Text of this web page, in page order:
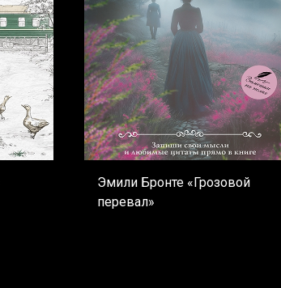
Эмили Бронте «Грозовой
перевал»